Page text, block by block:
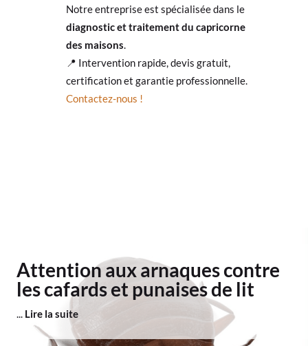
Notre entreprise est spécialisée dans le
diagnostic et traitement du capricorne
des maisons.
📍 Intervention rapide, devis gratuit,
certification et garantie professionnelle.
Contactez-nous !
Attention aux arnaques contre
les cafards et punaises de lit
... Lire la suite